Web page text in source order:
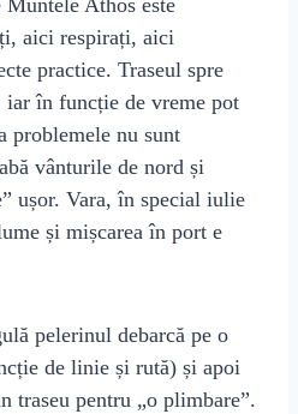
Muntele Athos este
aici respirați, aici
practice. Traseul spre
iar în funcție de vreme pot
problemele nu sunt
vânturile de nord și
ușor. Vara, în special iulie
și mișcarea în port e
pelerinul debarcă pe o
de linie și rută) și apoi
traseu pentru „o plimbare”.